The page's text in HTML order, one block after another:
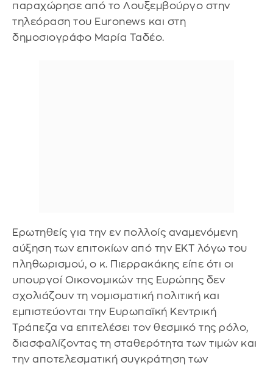
παραχώρησε από το Λουξεμβούργο στην
τηλεόραση του Euronews και στη
δημοσιογράφο Μαρία Ταδέο.
Ερωτηθείς για την εν πολλοίς αναμενόμενη
αύξηση των επιτοκίων από την ΕΚΤ λόγω του
πληθωρισμού, ο κ. Πιερρακάκης είπε ότι οι
υπουργοί Οικονομικών της Ευρώπης δεν
σχολιάζουν τη νομισματική πολιτική και
εμπιστεύονται την Ευρωπαϊκή Κεντρική
Τράπεζα να επιτελέσει τον θεσμικό της ρόλο,
διασφαλίζοντας τη σταθερότητα των τιμών και
την αποτελεσματική συγκράτηση των